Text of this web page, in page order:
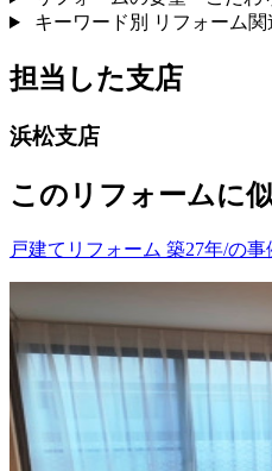
キーワード別 リフォーム関
担当した支店
浜松支店
このリフォームに
戸建てリフォーム 築27年/の事